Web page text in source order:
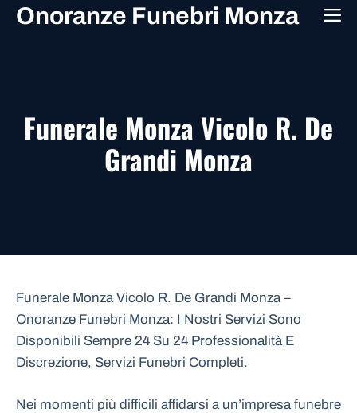
VaiOnoranze Funebri Monza
Funerale Monza Vicolo R. De
Grandi Monza
Funerale Monza Vicolo R. De Grandi Monza –
Onoranze Funebri Monza: I Nostri Servizi Sono
Disponibili Sempre 24 Su 24 Professionalità E
Discrezione, Servizi Funebri Completi.
Nei momenti più difficili affidarsi a un’impresa funebre